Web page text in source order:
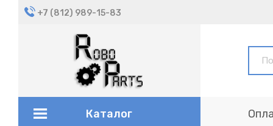
+7 (812) 989-15-83
Каталог